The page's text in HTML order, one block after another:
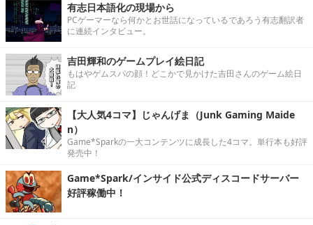
有志日本語化の現場から
PCゲーマーなら何かとお世話になっているであろう有志翻訳者
に連続インタビュー。
吉田輝和のゲームプレイ絵日記
もはやゲムスパの顔！どこかで見かけた吉田さんのゲーム絵日
記
【大人気4コマ】じゃんげま（Junk Gaming Maide
n）
Game*Sparkの一大コンテンツに成長した4コマ。単行本も好評
発売中！
Game*Spark/インサイド公式ディスコードサーバー
好評稼働中！